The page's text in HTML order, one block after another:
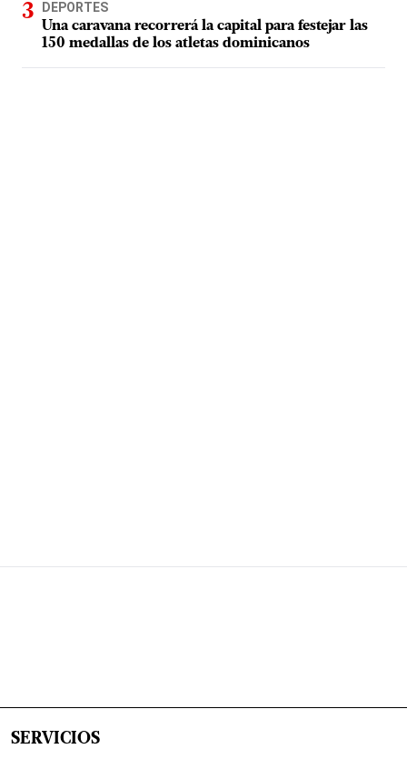
DEPORTES
Una caravana recorrerá la capital para festejar las
150 medallas de los atletas dominicanos
SERVICIOS